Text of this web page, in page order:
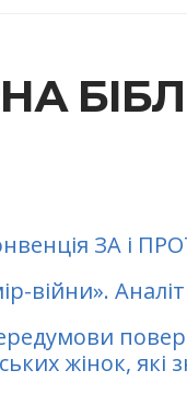
ЗА і
війни».
жінок,